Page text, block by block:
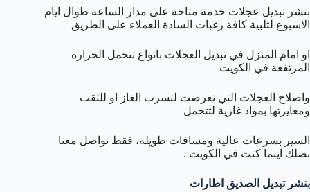
بنشر تبديل عجلات خدمة متاحة على مدار الساعة طوال ايام
الاسبوع لتلبية كافة رغبات السادة العملاء على الطريق
او امام المنزل في تبديل العجلات بانواع تتحمل الحرارة
المرتفعة في الكويت
واصلاح العجلات التي تعرضت لتسرب الغاز او للثقب
ومعايرتها بمواد غازية لتتحمل
السير بسرعات عالية ومسافات طويلة، فقط تواصل معنا
نصلك اينما كنت في الكويت .
بنشر تبديل الصديق اطارات